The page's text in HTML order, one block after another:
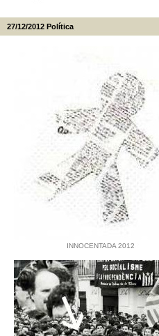
27/12/2012 Política
INNOCENTADA 2012